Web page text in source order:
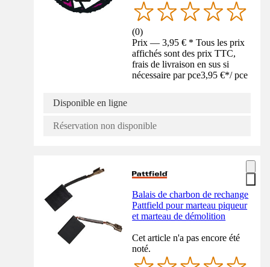
(0)
Prix — 3,95 € * Tous les prix
affichés sont des prix TTC,
frais de livraison en sus si
nécessaire par pce3,95 €*/ pce
Disponible en ligne
Réservation non disponible
Balais de charbon de rechange
Pattfield pour marteau piqueur
et marteau de démolition
Cet article n'a pas encore été
noté.